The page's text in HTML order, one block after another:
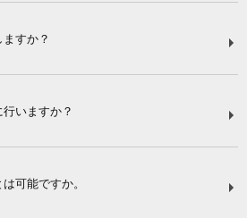
すか？
いますか？
可能ですか。